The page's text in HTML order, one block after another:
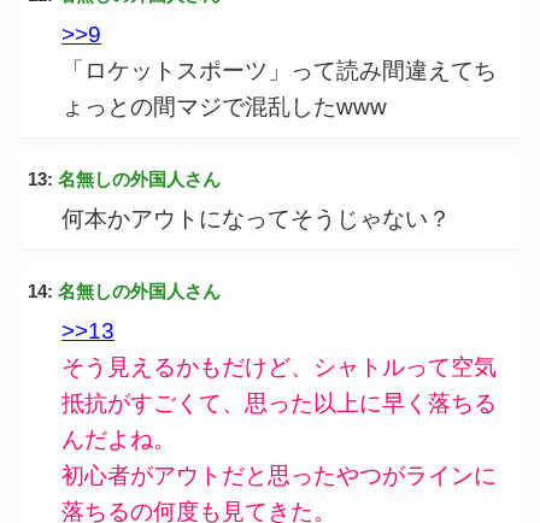
>>9
「ロケットスポーツ」って読み間違えてち
ょっとの間マジで混乱したwww
13: 名無しの外国人さん
何本かアウトになってそうじゃない？
14: 名無しの外国人さん
>>13
そう見えるかもだけど、シャトルって空気
抵抗がすごくて、思った以上に早く落ちる
んだよね。
初心者がアウトだと思ったやつがラインに
落ちるの何度も見てきた。